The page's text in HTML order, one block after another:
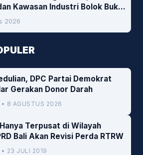
Kawasan Industri Bolok Buka
Investasi Woodchip untuk
PLTU Bolok
2026
DPC Partai Demokrat
Gerakan Donor Darah
• 8 AGUSTUS 2026
Terpusat di Wilayah
Bali Akan Revisi Perda RTRW
23 JULI 2019